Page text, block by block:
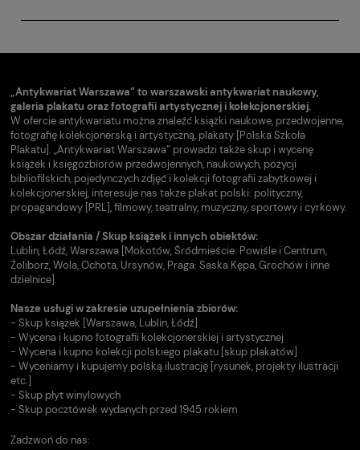
„Antykwariat Warszawa” to warszawski antykwariat naukowy,
galeria plakatu oraz fotografii artystycznej i kolekcjonerskiej.
W ofercie antykwariatu można znaleźć książki naukowe, przedwojenne,
fotografię kolekcjonerską i artystyczną, plakaty [Polska Szkoła
Plakatu]. „Antykwariat Warszawa” prowadzi także skup i wycenę
książek i księgozbiorów przedwojennych, naukowych, pozycji
bibliofilskich, pojedynczych zdjęć i kolekcji fotografii zabytkowej i
kolekcjonerskiej, interesuje nas także plakat polski: polityczny,
propagandowy [PRL], filmowy, teatralny, muzyczny, sportowy i cyrkowy.
Obszar działania / Skup książek i innych obiektów:
Lublin, Łódź, Warszawa [Mokotów, Śródmieście: Powiśle i Centrum,
Żoliborz, Wola, Ochota, Ursynów, Praga: Saska Kępa, Grochów i inne
dzielnice].
Nasze usługi w zakresie uzupełnienia zbiorów:
- Skup książek [Warszawa, Lublin, Łódź]
- Wycena i kupno fotografii kolekcjonerskiej i artystycznej
- Wycena i kupno kolekcji polskiego plakatu [skup plakatów]
- Wyceniamy i kupujemy polską ilustrację [rysunek, projekty ilustracji
etc.]
- Skup płyt winylowych
- Skup pocztówek wydanych przed 1945 rokiem
Zadzwoń do nas: